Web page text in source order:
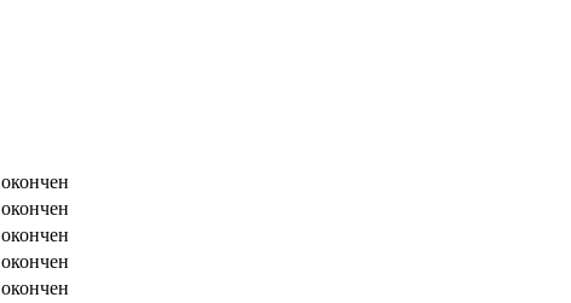
окончен
окончен
окончен
окончен
окончен